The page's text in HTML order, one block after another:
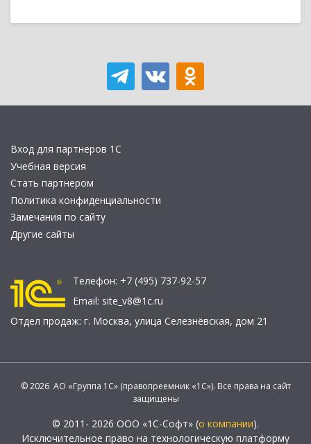
Вход для партнеров 1С
Учебная версия
Стать партнером
Политика конфиденциальности
Замечания по сайту
Другие сайты
Телефон: +7 (495) 737-92-57
Email: site_v8@1c.ru
Отдел продаж: г. Москва, улица Селезнёвская, дом 21
© 2026 АО «Группа 1С» (правопреемник «1С»). Все права на сайт
защищены
© 2011- 2026 ООО «1С-Софт» (о компании).
Исключительное право на технологическую платформу